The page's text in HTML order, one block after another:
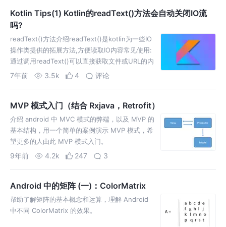
却…
Kotlin Tips(1) Kotlin的readText()方法会自动关闭IO流
吗?
readText()方法介绍readText()是kotlin为一些IO
操作类提供的拓展方法,方便读取IO内容常见使用:
通过调用readText()可以直接获取文件或URL的内
容上述使用方式IO流会自
7年前 3.5k 4 评论
MVP 模式入门（结合 Rxjava，Retrofit）
介绍 android 中 MVC 模式的弊端，以及 MVP 的
基本结构，用一个简单的案例演示 MVP 模式，希
望更多的人由此 MVP 模式入门。
9年前 4.2k 247 3
Android 中的矩阵 (一)：ColorMatrix
帮助了解矩阵的基本概念和运算，理解 Android
中不同 ColorMatrix 的效果。